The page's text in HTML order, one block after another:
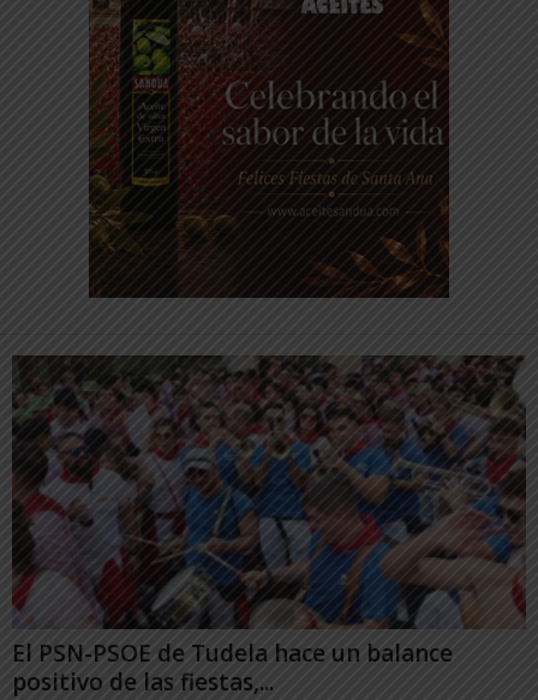
El PSN-PSOE de Tudela hace un balance
positivo de las fiestas,...